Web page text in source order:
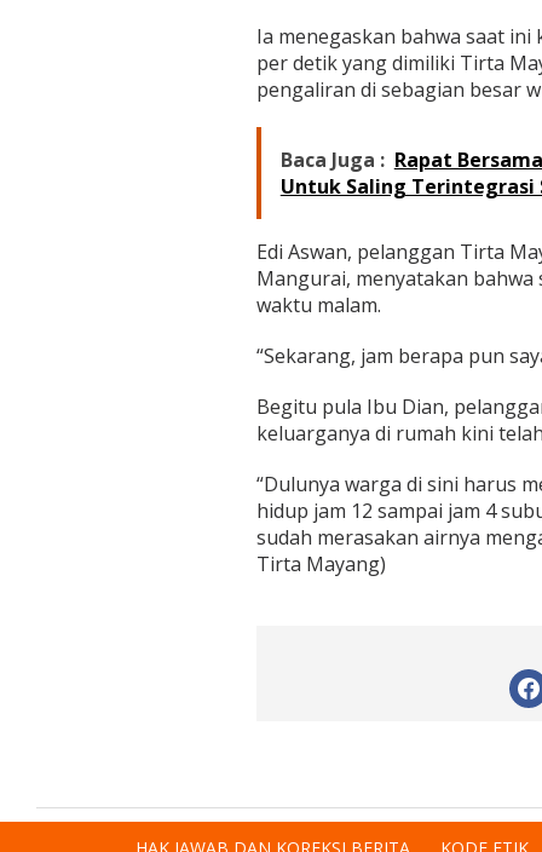
Ia menegaskan bahwa saat
per detik yang dimiliki Tirta
pengaliran di sebagian besar
Baca Juga : Rapat
Untuk Saling Terintegrasi
Edi Aswan, pelanggan Tirta
Mangurai, menyatakan bahwa
waktu malam.
“Sekarang, jam berapa pun
Begitu pula Ibu Dian,
keluarganya di rumah kini
“Dulunya warga di sini harus
hidup jam 12 sampai jam 4
sudah merasakan airnya
Tirta Mayang)
HAK JAWAB DAN KOREKSI BERITA KODE ETIK